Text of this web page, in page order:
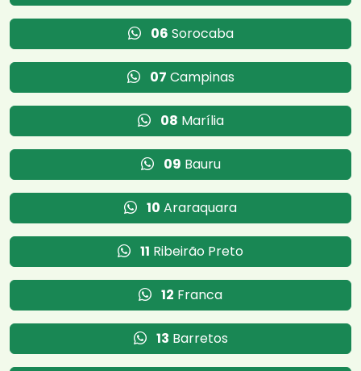
06 Sorocaba
07 Campinas
08 Marília
09 Bauru
10 Araraquara
11 Ribeirão Preto
12 Franca
13 Barretos